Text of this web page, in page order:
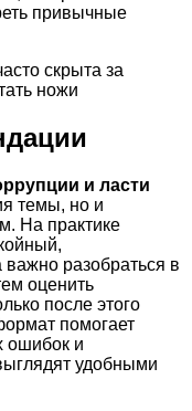
привычные
скрыта за
ножи
и ласти
темы, но и
На практике
разобраться в
оценить
после этого
помогает
ошибок и
удобными